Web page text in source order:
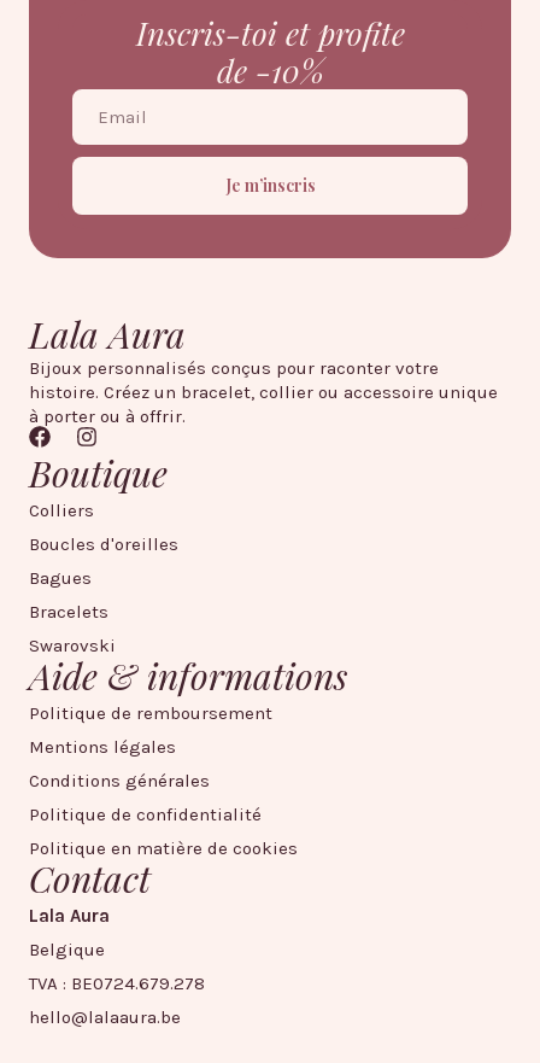
Inscris-toi et profite
de -10%
Je m’inscris
Lala Aura
Bijoux personnalisés conçus pour raconter votre
histoire. Créez un bracelet, collier ou accessoire unique
à porter ou à offrir.
Boutique
Colliers
Boucles d'oreilles
Bagues
Bracelets
Swarovski
Aide & informations
Politique de remboursement
Mentions légales
Conditions générales
Politique de confidentialité
Politique en matière de cookies
Contact
Lala Aura
Belgique
TVA : BE0724.679.278
hello@lalaaura.be